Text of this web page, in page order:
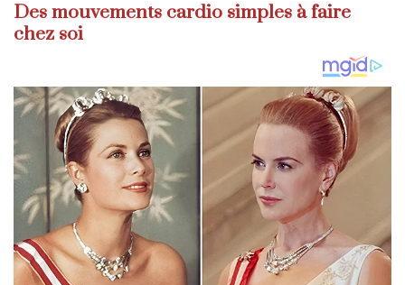
Des mouvements cardio simples à faire
chez soi